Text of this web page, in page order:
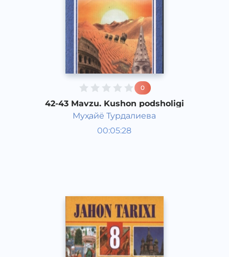
0
42-43 Mavzu. Kushon podsholigi
Муҳайё Турдалиева
00:05:28
Qadimgi dunyo tarixi 6 sinf